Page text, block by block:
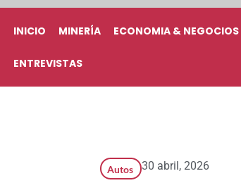
INICIO MINERÍA ECONOMIA & NEGOCIOS
ENTREVISTAS
Autos 30 abril, 2026